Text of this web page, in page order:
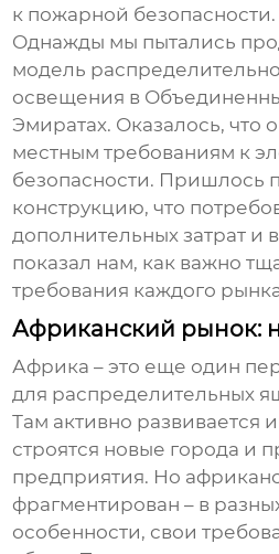
к пожарной безопасности.
Однажды мы пытались
модель
освещения в
Эмиратах. Оказалось, что
местным требованиям к
безопасности. Пришлось
конструкцию, что
дополнительных затрат и
показал нам, как важно
требования каждого
Африканский рынок:
Африка – это еще один
для распределительных
Там активно развивается
строятся новые города и
предприятия. Но
фрагментирован – в
особенности, свои